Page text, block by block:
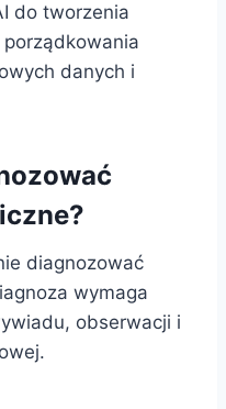
do tworzenia
porządkowania
danych i
diagnozować
wymaga
obserwacji i